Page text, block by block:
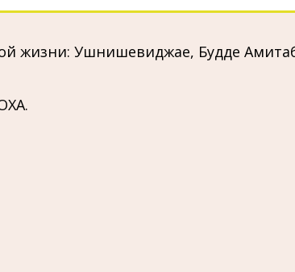
жизни: Ушнишевиджае, Будде